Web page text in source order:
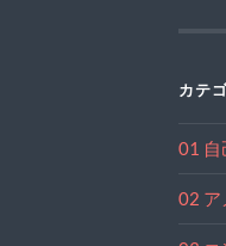
カテ
01 自
02 ア